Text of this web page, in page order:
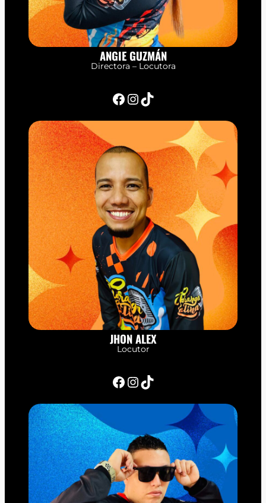
ANGIE GUZMÁN
Directora – Locutora
Facebook InstagramTikTok
JHON ALEX
Locutor
Facebook InstagramTikTok